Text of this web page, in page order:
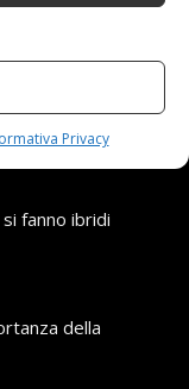
Privacy
lunotto: le cose
SUV
fanno ibridi
della